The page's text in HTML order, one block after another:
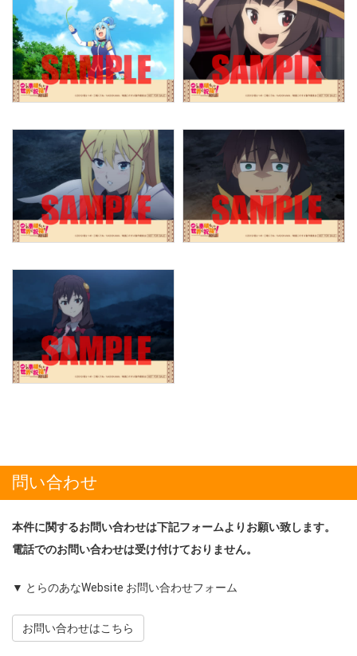
問い合わせ
本件に関するお問い合わせは下記フォームよりお願い致します。
電話でのお問い合わせは受け付けておりません。
▼ とらのあなWebsite お問い合わせフォーム
お問い合わせはこちら